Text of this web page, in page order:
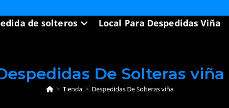
de solteros Local Para Despedidas Viña
De Solteras viña
> Tienda > Despedidas De Solteras viña